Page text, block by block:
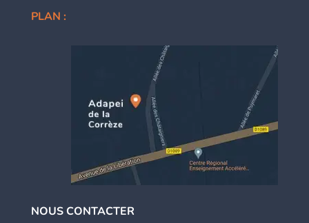
PLAN :
NOUS CONTACTER